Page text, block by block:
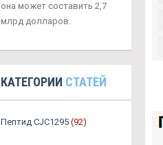
она может составить 2,7
млрд долларов.
КАТЕГОРИИ СТАТЕЙ
Пептид CJC1295 (92)